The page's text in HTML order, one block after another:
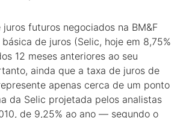
futuros negociados na BM&F
de juros (Selic, hoje em 8,75%
12 meses anteriores ao seu
ainda que a taxa de juros de
apenas cerca de um ponto
da Selic projetada pelos analistas
de 9,25% ao ano — segundo o